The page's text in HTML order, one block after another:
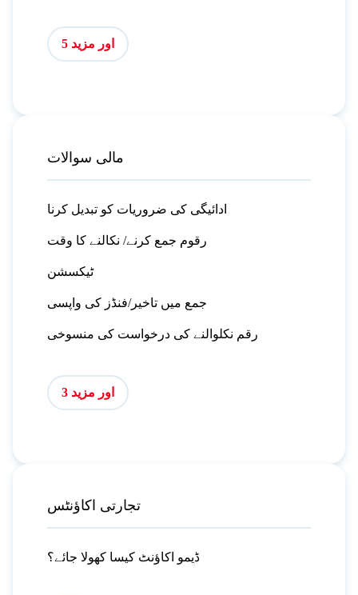
اور مزید 5
مالی سوالات
ادائیگی کی ضروریات کو تبدیل کرنا
رقوم جمع کرنے/ نکالنے کا وقت
ٹیکسشن
جمع میں تاخیر/فنڈز کی واپسی
رقم نکلوالنے کی درخواست کی منسوخی
اور مزید 3
تجارتی اکاؤنٹس
ڈیمو اکاؤنٹ کیسا کھولا جائے؟